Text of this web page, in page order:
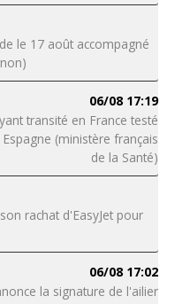
le 17 août accompagné
06/08 17:19
transité en France testé
(ministère français
de la Santé)
rachat d'EasyJet pour
06/08 17:02
la signature de l'ailier